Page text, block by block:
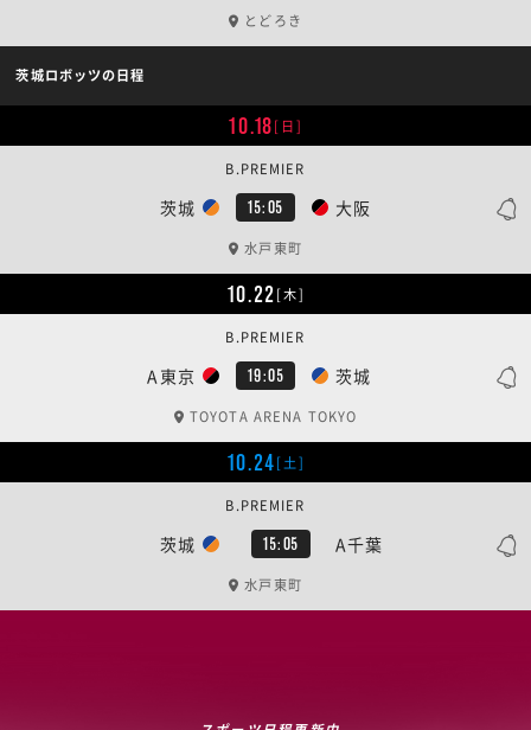
とどろき
茨城ロボッツの日程
10.18[日]
茨城 15:05 大阪
B.PREMIER
水戸東町
10.22[木]
A東京 19:05 茨城
B.PREMIER
TOYOTA ARENA TOKYO
10.24[土]
茨城 15:05 A千葉
B.PREMIER
水戸東町